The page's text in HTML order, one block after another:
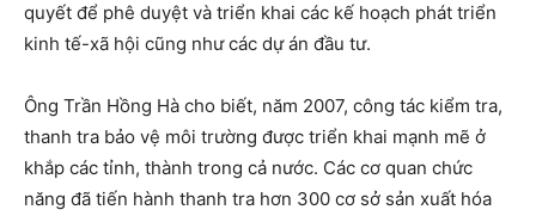
quyết để phê duyệt và triển khai các kế hoạch phát triển
kinh tế-xã hội cũng như các dự án đầu tư.
Ông Trần Hồng Hà cho biết, năm 2007, công tác kiểm tra,
thanh tra bảo vệ môi trường được triển khai mạnh mẽ ở
khắp các tỉnh, thành trong cả nước. Các cơ quan chức
năng đã tiến hành thanh tra hơn 300 cơ sở sản xuất hóa